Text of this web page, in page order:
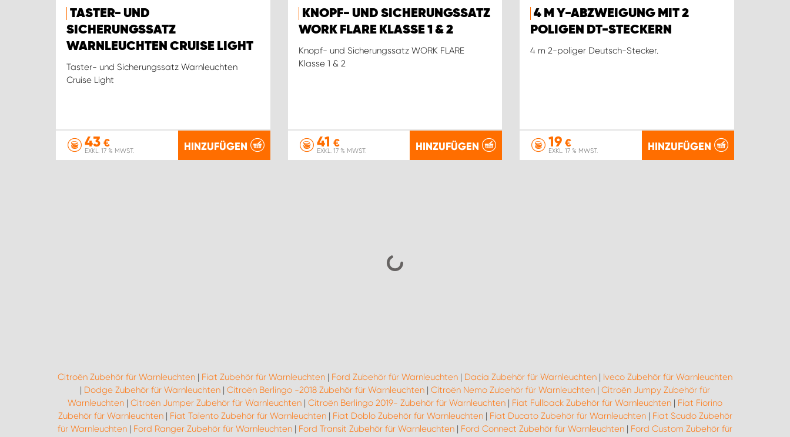
TASTER- UND
SICHERUNGSSATZ
WARNLEUCHTEN CRUISE LIGHT
Taster- und Sicherungssatz Warnleuchten
Cruise Light
43 €
EXKL. 17 % MWST. HINZUFÜGEN
KNOPF- UND SICHERUNGSSATZ
WORK FLARE KLASSE 1 & 2
Knopf- und Sicherungssatz WORK FLARE
Klasse 1 & 2
41 €
EXKL. 17 % MWST. HINZUFÜGEN
4 M Y-ABZWEIGUNG MIT 2
POLIGEN DT-STECKERN
4 m 2-poliger Deutsch-Stecker.
19 €
EXKL. 17 % MWST. HINZUFÜGEN
Citroën Zubehör für Warnleuchten | Fiat Zubehör für Warnleuchten | Ford Zubehör für Warnleuchten | Dacia Zubehör für Warnleuchten | Iveco Zubehör für Warnleuchten
| Dodge Zubehör für Warnleuchten | Citroën Berlingo -2018 Zubehör für Warnleuchten | Citroën Nemo Zubehör für Warnleuchten | Citroën Jumpy Zubehör für
Warnleuchten | Citroën Jumper Zubehör für Warnleuchten | Citroën Berlingo 2019- Zubehör für Warnleuchten | Fiat Fullback Zubehör für Warnleuchten | Fiat Fiorino
Zubehör für Warnleuchten| Fiat Talento Zubehör für Warnleuchten| Fiat Doblo Zubehör für Warnleuchten| Fiat Ducato Zubehör für Warnleuchten| Fiat Scudo Zubehör
für Warnleuchten | Ford Ranger Zubehör für Warnleuchten | Ford Transit Zubehör für Warnleuchten | Ford Connect Zubehör für Warnleuchten | Ford Custom Zubehör für